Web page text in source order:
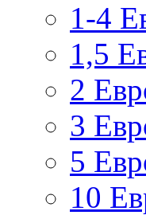
1-4
1,5
2
3
5
10